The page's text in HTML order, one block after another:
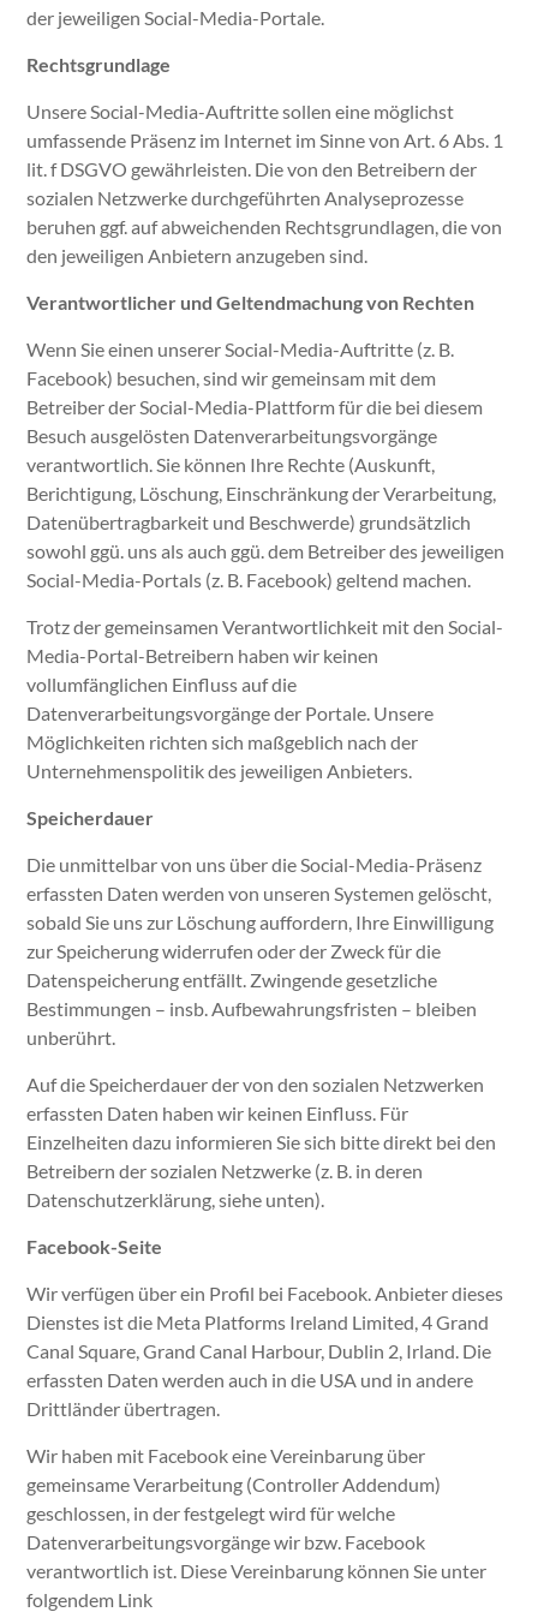
der jeweiligen Social-Media-Portale.
Rechtsgrundlage
Unsere Social-Media-Auftritte sollen eine möglichst
umfassende Präsenz im Internet im Sinne von Art. 6 Abs. 1
lit. f DSGVO gewährleisten. Die von den Betreibern der
sozialen Netzwerke durchgeführten Analyseprozesse
beruhen ggf. auf abweichenden Rechtsgrundlagen, die von
den jeweiligen Anbietern anzugeben sind.
Verantwortlicher und Geltendmachung von Rechten
Wenn Sie einen unserer Social-Media-Auftritte (z. B.
Facebook) besuchen, sind wir gemeinsam mit dem
Betreiber der Social-Media-Plattform für die bei diesem
Besuch ausgelösten Datenverarbeitungsvorgänge
verantwortlich. Sie können Ihre Rechte (Auskunft,
Berichtigung, Löschung, Einschränkung der Verarbeitung,
Datenübertragbarkeit und Beschwerde) grundsätzlich
sowohl ggü. uns als auch ggü. dem Betreiber des jeweiligen
Social-Media-Portals (z. B. Facebook) geltend machen.
Trotz der gemeinsamen Verantwortlichkeit mit den Social-
Media-Portal-Betreibern haben wir keinen
vollumfänglichen Einfluss auf die
Datenverarbeitungsvorgänge der Portale. Unsere
Möglichkeiten richten sich maßgeblich nach der
Unternehmenspolitik des jeweiligen Anbieters.
Speicherdauer
Die unmittelbar von uns über die Social-Media-Präsenz
erfassten Daten werden von unseren Systemen gelöscht,
sobald Sie uns zur Löschung auffordern, Ihre Einwilligung
zur Speicherung widerrufen oder der Zweck für die
Datenspeicherung entfällt. Zwingende gesetzliche
Bestimmungen – insb. Aufbewahrungsfristen – bleiben
unberührt.
Auf die Speicherdauer der von den sozialen Netzwerken
erfassten Daten haben wir keinen Einfluss. Für
Einzelheiten dazu informieren Sie sich bitte direkt bei den
Betreibern der sozialen Netzwerke (z. B. in deren
Datenschutzerklärung, siehe unten).
Facebook-Seite
Wir verfügen über ein Profil bei Facebook. Anbieter dieses
Dienstes ist die Meta Platforms Ireland Limited, 4 Grand
Canal Square, Grand Canal Harbour, Dublin 2, Irland. Die
erfassten Daten werden auch in die USA und in andere
Drittländer übertragen.
Wir haben mit Facebook eine Vereinbarung über
gemeinsame Verarbeitung (Controller Addendum)
geschlossen, in der festgelegt wird für welche
Datenverarbeitungsvorgänge wir bzw. Facebook
verantwortlich ist. Diese Vereinbarung können Sie unter
folgendem Link